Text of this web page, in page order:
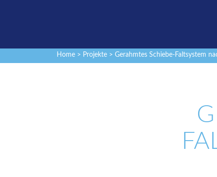
Home > Projekte > Gerahmtes Schiebe-Faltsystem